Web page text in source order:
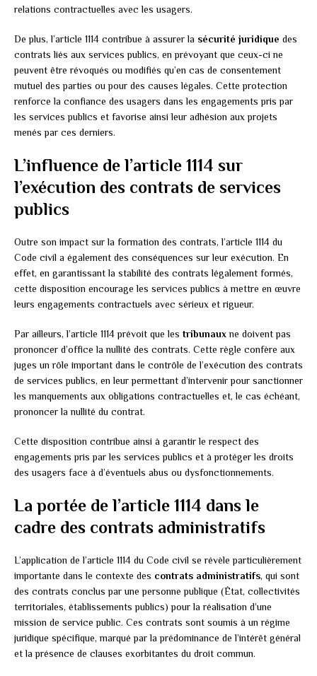
relations contractuelles avec les usagers.
De plus, l’article 1114 contribue à assurer la sécurité juridique des
contrats liés aux services publics, en prévoyant que ceux-ci ne
peuvent être révoqués ou modifiés qu’en cas de consentement
mutuel des parties ou pour des causes légales. Cette protection
renforce la confiance des usagers dans les engagements pris par
les services publics et favorise ainsi leur adhésion aux projets
menés par ces derniers.
L’influence de l’article 1114 sur
l’exécution des contrats de services
publics
Outre son impact sur la formation des contrats, l’article 1114 du
Code civil a également des conséquences sur leur exécution. En
effet, en garantissant la stabilité des contrats légalement formés,
cette disposition encourage les services publics à mettre en œuvre
leurs engagements contractuels avec sérieux et rigueur.
Par ailleurs, l’article 1114 prévoit que les tribunauxne doivent pas
prononcer d’office la nullité des contrats. Cette règle confère aux
juges un rôle important dans le contrôle de l’exécution des contrats
de services publics, en leur permettant d’intervenir pour sanctionner
les manquements aux obligations contractuelles et, le cas échéant,
prononcer la nullité du contrat.
Cette disposition contribue ainsi à garantir le respect des
engagements pris par les services publics et à protéger les droits
des usagers face à d’éventuels abus ou dysfonctionnements.
La portée de l’article 1114 dans le
cadre des contrats administratifs
L’application de l’article 1114 du Code civil se révèle particulièrement
importante dans le contexte des contrats administratifs, qui sont
des contrats conclus par une personne publique (État, collectivités
territoriales, établissements publics) pour la réalisation d’une
mission de service public. Ces contrats sont soumis à un régime
juridique spécifique, marqué par la prédominance de l’intérêt général
et la présence de clauses exorbitantes du droit commun.